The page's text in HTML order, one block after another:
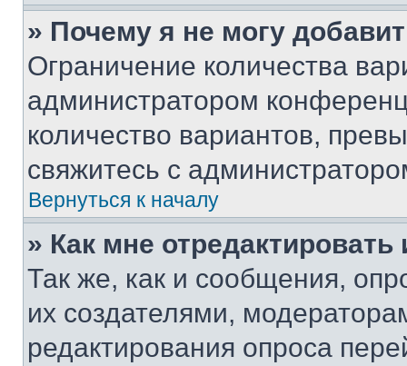
» Почему я не могу
Ограничение количества
администратором
количество вариантов,
свяжитесь с
Вернуться к началу
» Как мне
Так же, как и сообщения,
их создателями,
редактирования опроса